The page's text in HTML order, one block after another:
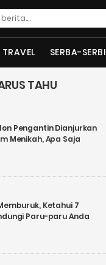
TRAVEL SERBA-SERBI
TAHU
Pengantin Dianjurkan
Menikah, Apa Saja
Ketahui 7
Paru-paru Anda